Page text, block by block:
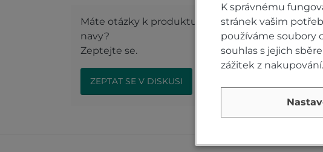
Máte otázky k produktu: Čepice Honda Factory
navy?
Zeptejte se.
ZEPTAT SE V DISKUSI
K správnému
stránek vašim
používáme soubory
souhlas s jejich
zážitek z nakupování.